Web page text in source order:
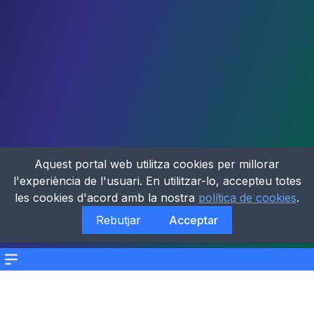
Menu
Aquest portal web utilitza cookies per millorar
l'experiència de l'usuari. En utilitzar-lo, accepteu totes
les cookies d'acord amb la nostra política de cookies.
Rebutjar
Acceptar